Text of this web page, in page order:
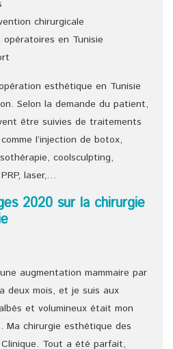
chirurgicale
en Tunisie
esthétique en Tunisie
Selon la demande du patient,
être suivies de traitements
comme l’injection de botox,
coolsculpting,
laser,…
2020 sur la chirurgie
augmentation mammaire par
deux mois, et je suis aux
et volumineux était mon
Ma chirurgie esthétique des
Tout a été parfait,